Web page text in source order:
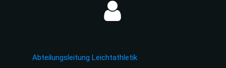
Abteilungsleitung Leichtathletik